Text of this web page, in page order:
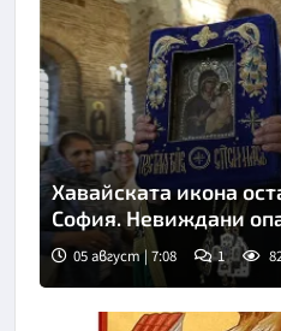
Хавайската икона
София. Невиждани
05 август | 7:08 1